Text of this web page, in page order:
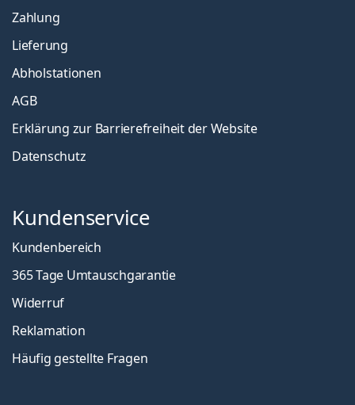
Zahlung
Lieferung
Abholstationen
AGB
Erklärung zur Barrierefreiheit der Website
Datenschutz
Kundenservice
Kundenbereich
365 Tage Umtauschgarantie
Widerruf
Reklamation
Häufig gestellte Fragen